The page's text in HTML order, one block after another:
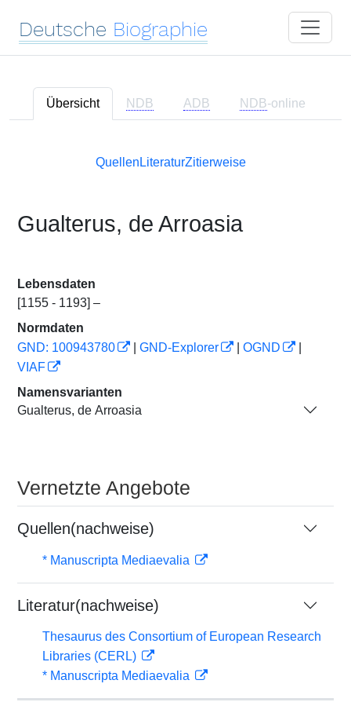
Deutsche Biographie
Übersicht NDB ADB NDB-online
Quellen LiteraturZitierweise
Gualterus, de Arroasia
Lebensdaten
[1155 - 1193] –
Normdaten
GND: 100943780
GND-Explorer OGND
VIAF
Namensvarianten
Gualterus, de Arroasia
Vernetzte Angebote
Quellen(nachweise)
* Manuscripta Mediaevalia
Literatur(nachweise)
Thesaurus des Consortium of European Research
Libraries (CERL)
* Manuscripta Mediaevalia